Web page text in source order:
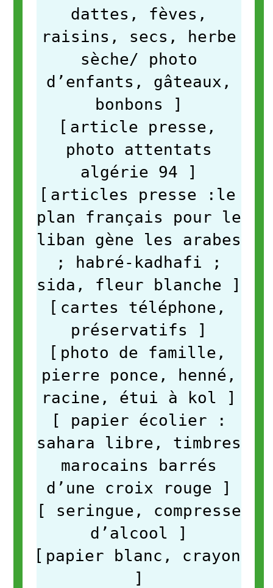
dattes, fèves,
raisins, secs, herbe
sèche/ photo
d’enfants, gâteaux,
bonbons
]
[ article presse,
photo attentats
algérie 94
]
[ articles presse :le
plan français pour le
liban gène les arabes
; habré-kadhafi ;
sida, fleur blanche
]
[ cartes téléphone,
préservatifs
]
[ photo de famille,
pierre ponce, henné,
racine, étui à kol
]
[ papier écolier :
sahara libre, timbres
marocains barrés
d’une croix rouge
]
[ seringue, compresse
d’alcool
]
[ papier blanc, crayon
]